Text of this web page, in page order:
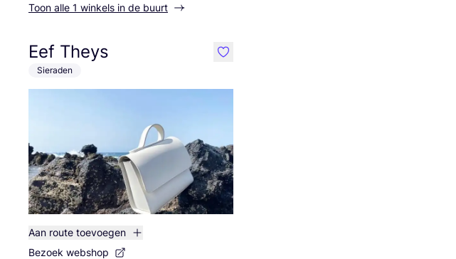
Toon alle 1 winkels in de buurt
Eef Theys
Sieraden
Aan route toevoegen
Bezoek webshop
like